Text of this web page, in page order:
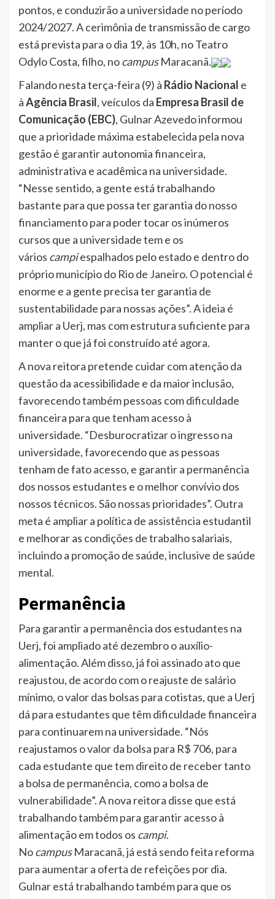
pontos, e conduzirão a universidade no período
2024/2027. A cerimônia de transmissão de cargo
está prevista para o dia 19, às 10h, no Teatro
Odylo Costa, filho, nocampusMaracanã.
Falando nesta terça-feira (9) à Rádio Nacional e
àAgência Brasil, veículos da Empresa Brasil de
Comunicação (EBC), Gulnar Azevedo informou
que a prioridade máxima estabelecida pela nova
gestão é garantir autonomia financeira,
administrativa e acadêmica na universidade.
“Nesse sentido, a gente está trabalhando
bastante para que possa ter garantia do nosso
financiamento para poder tocar os inúmeros
cursos que a universidade tem e os
vários campiespalhados pelo estado e dentro do
próprio município do Rio de Janeiro. O potencial é
enorme e a gente precisa ter garantia de
sustentabilidade para nossas ações”. A ideia é
ampliar a Uerj, mas com estrutura suficiente para
manter o que já foi construído até agora.
A nova reitora pretende cuidar com atenção da
questão da acessibilidade e da maior inclusão,
favorecendo também pessoas com dificuldade
financeira para que tenham acesso à
universidade. “Desburocratizar o ingresso na
universidade, favorecendo que as pessoas
tenham de fato acesso, e garantir a permanência
dos nossos estudantes e o melhor convívio dos
nossos técnicos. São nossas prioridades”. Outra
meta é ampliar a política de assistência estudantil
e melhorar as condições de trabalho salariais,
incluindo a promoção de saúde, inclusive de saúde
mental.
Permanência
Para garantir a permanência dos estudantes na
Uerj, foi ampliado até dezembro o auxílio-
alimentação. Além disso, já foi assinado ato que
reajustou, de acordo com o reajuste de salário
mínimo, o valor das bolsas para cotistas, que a Uerj
dá para estudantes que têm dificuldade financeira
para continuarem na universidade. “Nós
reajustamos o valor da bolsa para R$ 706, para
cada estudante que tem direito de receber tanto
a bolsa de permanência, como a bolsa de
vulnerabilidade”. A nova reitora disse que está
trabalhando também para garantir acesso à
alimentação em todos os campi.
NocampusMaracanã, já está sendo feita reforma
para aumentar a oferta de refeições por dia.
Gulnar está trabalhando também para que os